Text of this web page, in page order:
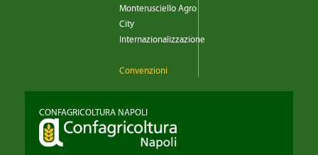
Monterusciello Agro
City
Internazionalizzazione
Convenzioni
CONFAGRICOLTURA NAPOLI